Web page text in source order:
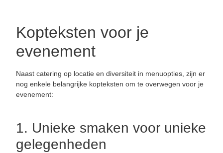
Kopteksten voor je
evenement
Naast catering op locatie en diversiteit in menuopties, zijn er
nog enkele belangrijke kopteksten om te overwegen voor je
evenement:
1. Unieke smaken voor unieke
gelegenheden